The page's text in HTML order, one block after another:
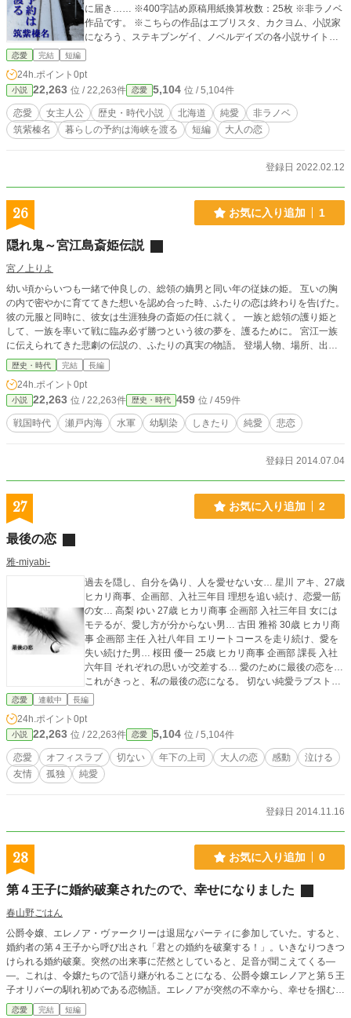
に届き…… ※400字詰め原稿用紙換算枚数：25枚 ※非ラノベ
作品です。 ※こちらの作品はエブリスタ、カクヨム、小説家
になろう、ステキブンゲイ、ノベルデイズの各小説サイトに
も掲載予定です。 ■所感 ・一応恋愛ものですが、1963～64年
りましたよ！ ・長編作の冒頭部分を想定して書いてみまし
た。
恋愛 完結 短編
24h.ポイント 0pt
小説 22,263 位 / 22,263件 恋愛 5,104 位 / 5,104件
恋愛 女主人公 歴史・時代小説 北海道 純愛
非ラノベ
筑紫榛名
暮らしの予約は海峡を渡る 短編 大人の恋
登録日 2022.02.12
26 お気に入り追加 1
隠れ鬼～宮江島斎姫伝説
宮ノ上りよ
幼い頃からいつも一緒で仲良しの、総領の嫡男と同い年の従妹の姫。 互いの胸
の内で密やかに育ててきた想いを認め合った時、ふたりの恋は終わりを告げた。
彼の元服と同時に、彼女は生涯独身の斎姫の任に就く。 一族と総領の護り姫と
して、一族を率いて戦に臨み必ず勝つという彼の夢を、護るために。 宮江一族
に伝えられてきた悲劇の伝説の、ふたりの真実の物語。 登場人物、場所、出来
事等は全てフィクション。悲恋物です。
歴史・時代 完結 長編
24h.ポイント 0pt
小説 22,263 位 / 22,263件 歴史・時代 459 位 / 459件
戦国時代 瀬戸内海 水軍 幼馴染 しきたり 純愛 悲恋
登録日 2014.07.04
27 お気に入り追加 2
最後の恋
雅-miyabi-
過去を隠し、自分を偽り、人を愛せない女… 星川 アキ、27歳
ヒカリ商事、企画部、入社三年目 理想を追い続け、恋愛一筋
の女… 高梨 ゆい 27歳 ヒカリ商事 企画部 入社三年目 女には
モテるが、愛し方が分からない男… 古田 雅裕 30歳 ヒカリ商
事 企画部 主任 入社八年目 エリートコースを走り続け、愛を
失い続けた男… 桜田 優一 25歳 ヒカリ商事 企画部 課長 入社
六年目 それぞれの思いが交差する… 愛のために最後の恋を…
これがきっと、私の最後の恋になる。 切ない純愛ラブストー
リー
恋愛 連載中 長編
24h.ポイント 0pt
小説 22,263 位 / 22,263件 恋愛 5,104 位 / 5,104件
恋愛 オフィスラブ 切ない 年下の上司 大人の恋 感動
泣ける
友情
孤独 純愛
登録日 2014.11.16
28 お気に入り追加 0
第４王子に婚約破棄されたので、幸せになりました
春山野ごはん
公爵令嬢、エレノア・ヴァークリーは退屈なパーティに参加していた。すると、
婚約者の第４王子から呼び出され「君との婚約を破棄する！」。いきなりつきつ
けられる婚約破棄。突然の出来事に茫然としていると、足音が聞こえてくる―
―。これは、令嬢たちので語り継がれることになる、公爵令嬢エレノアと第５王
子オリバーの馴れ初めである恋物語。エレノアが突然の不幸から、幸せを掴むま
でのお話です。
恋愛 完結 短編